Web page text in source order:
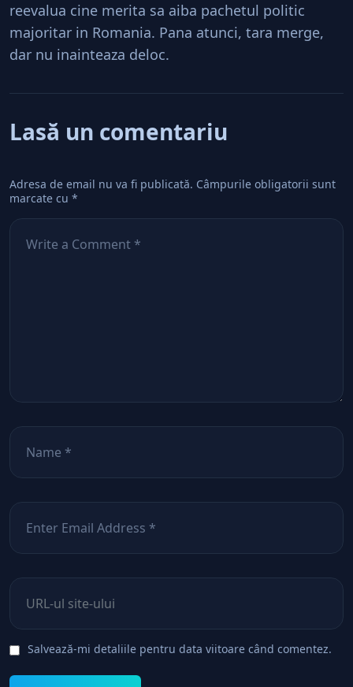
reevalua cine merita sa aiba pachetul politic
majoritar in Romania. Pana atunci, tara merge,
dar nu inainteaza deloc.
Lasă un comentariu
Adresa de email nu va fi publicată. Câmpurile obligatorii sunt
marcate cu *
Salvează-mi detaliile pentru data viitoare când comentez.